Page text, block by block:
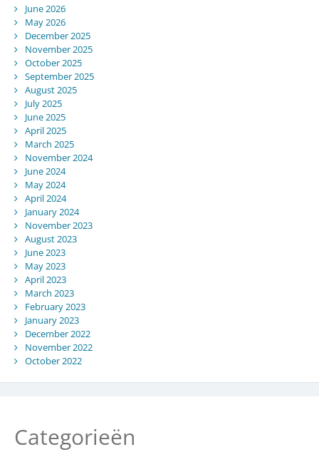
June 2026
May 2026
December 2025
November 2025
October 2025
September 2025
August 2025
July 2025
June 2025
April 2025
March 2025
November 2024
June 2024
May 2024
April 2024
January 2024
November 2023
August 2023
June 2023
May 2023
April 2023
March 2023
February 2023
January 2023
December 2022
November 2022
October 2022
Categorieën